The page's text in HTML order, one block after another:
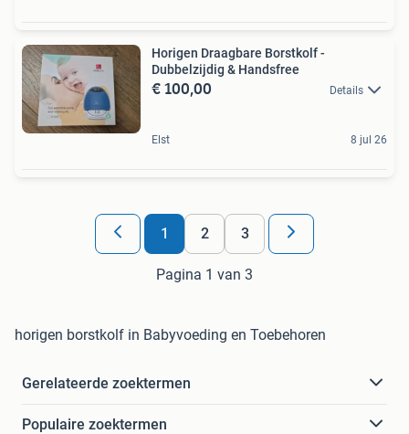
Horigen Draagbare Borstkolf -
Dubbelzijdig & Handsfree
€ 100,00 Details
Elst 8 jul 26
1 2 3
Pagina 1 van 3
horigen borstkolf in Babyvoeding en Toebehoren
Gerelateerde zoektermen
Populaire zoektermen